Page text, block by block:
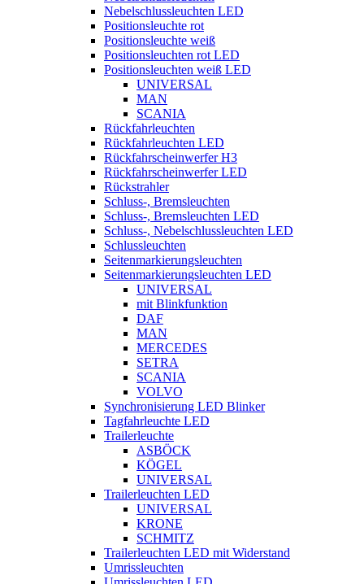
Nebelschlussleuchten LED
Positionsleuchte rot
Positionsleuchte weiß
Positionsleuchten rot LED
Positionsleuchten weiß LED
UNIVERSAL
MAN
SCANIA
Rückfahrleuchten
Rückfahrleuchten LED
Rückfahrscheinwerfer H3
Rückfahrscheinwerfer LED
Rückstrahler
Schluss-, Bremsleuchten
Schluss-, Bremsleuchten LED
Schluss-, Nebelschlussleuchten LED
Schlussleuchten
Seitenmarkierungsleuchten
Seitenmarkierungsleuchten LED
UNIVERSAL
mit Blinkfunktion
DAF
MAN
MERCEDES
SETRA
SCANIA
VOLVO
Synchronisierung LED Blinker
Tagfahrleuchte LED
Trailerleuchte
ASBÖCK
KÖGEL
UNIVERSAL
Trailerleuchten LED
UNIVERSAL
KRONE
SCHMITZ
Trailerleuchten LED mit Widerstand
Umrissleuchten